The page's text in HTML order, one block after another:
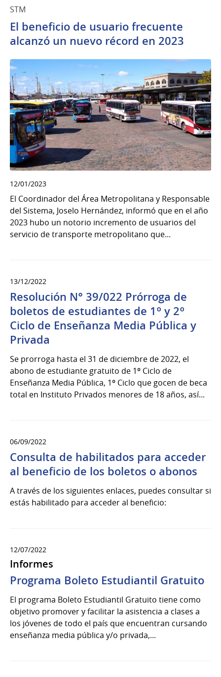
STM
El beneficio de usuario frecuente
alcanzó un nuevo récord en 2023
12/01/2023
El Coordinador del Área Metropolitana y Responsable
del Sistema, Joselo Hernández, informó que en el año
2023 hubo un notorio incremento de usuarios del
servicio de transporte metropolitano que...
13/12/2022
Resolución N° 39/022 Prórroga de
boletos de estudiantes de 1º y 2º
Ciclo de Enseñanza Media Pública y
Privada
Se prorroga hasta el 31 de diciembre de 2022, el
abono de estudiante gratuito de 1º Ciclo de
Enseñanza Media Pública, 1º Ciclo que gocen de beca
total en Instituto Privados menores de 18 años, así...
06/09/2022
Consulta de habilitados para acceder
al beneficio de los boletos o abonos
A través de los siguientes enlaces, puedes consultar si
estás habilitado para acceder al beneficio:
12/07/2022
Informes
Programa Boleto Estudiantil Gratuito
El programa Boleto Estudiantil Gratuito tiene como
objetivo promover y facilitar la asistencia a clases a
los jóvenes de todo el país que encuentran cursando
enseñanza media pública y/o privada,...